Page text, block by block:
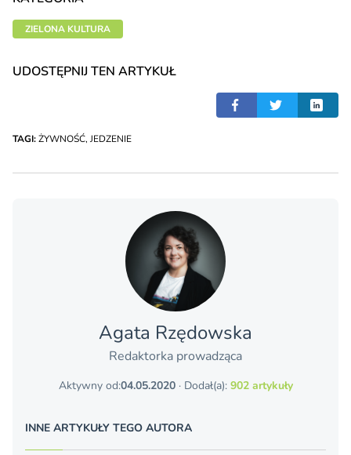
ZIELONA KULTURA
UDOSTĘPNIJ TEN ARTYKUŁ
TAGI:ŻYWNOŚĆ, JEDZENIE
Agata Rzędowska
Redaktorka prowadząca
Aktywny od:04.05.2020· Dodał(a): 902 artykuły
INNE ARTYKUŁY TEGO AUTORA